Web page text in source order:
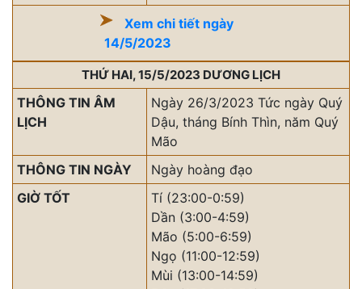
Xem chi tiết ngày
14/5/2023
THỨ HAI, 15/5/2023 DƯƠNG LỊCH
THÔNG TIN ÂM
LỊCH
Ngày 26/3/2023 Tức ngày Quý
Dậu, tháng Bính Thìn, năm Quý
Mão
THÔNG TIN NGÀY
Ngày hoàng đạo
GIỜ TỐT
Tí (23:00-0:59)
Dần (3:00-4:59)
Mão (5:00-6:59)
Ngọ (11:00-12:59)
Mùi (13:00-14:59)